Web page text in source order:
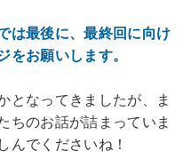
最後に、最終回に向け
をお願いします。
となってきましたが、ま
ちのお話が詰まっていま
んでくださいね！